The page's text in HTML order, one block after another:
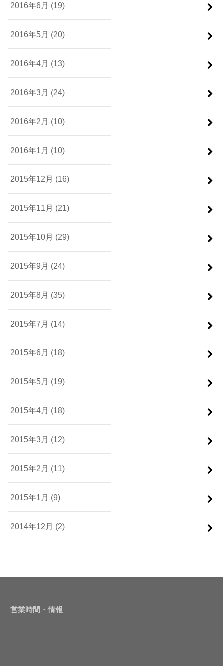
2016年6月 (19)
2016年5月 (20)
2016年4月 (13)
2016年3月 (24)
2016年2月 (10)
2016年1月 (10)
2015年12月 (16)
2015年11月 (21)
2015年10月 (29)
2015年9月 (24)
2015年8月 (35)
2015年7月 (14)
2015年6月 (18)
2015年5月 (19)
2015年4月 (18)
2015年3月 (12)
2015年2月 (11)
2015年1月 (9)
2014年12月 (2)
営業時間・情報